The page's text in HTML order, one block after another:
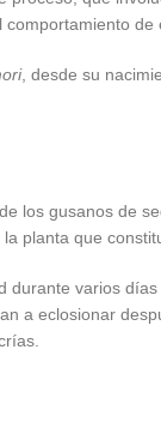
de
, desde su
los gusanos de
planta que
varios
a eclosionar